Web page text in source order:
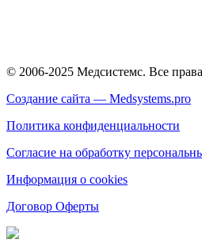
© 2006-2025 Медсистемс. Все
Создание сайта — Medsystems.pro
Политика конфиденциальности
Согласие на обработку
Информация о cookies
Договор Оферты